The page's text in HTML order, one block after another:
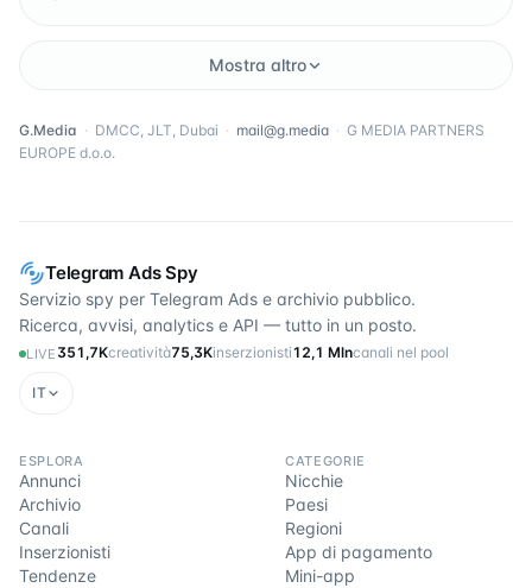
Telegram Ads Spy
Servizio spy per Telegram Ads e archivio pubblico.
Ricerca, avvisi, analytics e API — tutto in un posto.
LIVE 351,7Kcreatività75,3Kinserzionisti12,1 Mlncanali nel pool
IT
ESPLORA
Annunci
Archivio
Canali
Inserzionisti
Tendenze
CATEGORIE
Nicchie
Paesi
Regioni
App di pagamento
Mini-app
Mostra altro
G.Media · DMCC, JLT, Dubai · mail@g.media · G MEDIA PARTNERS
EUROPE d.o.o.